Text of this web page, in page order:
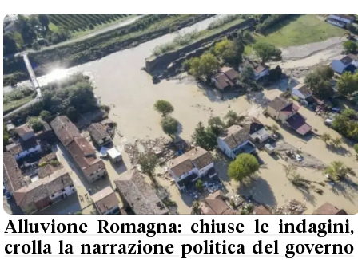
Alluvione Romagna: chiuse le indagini,
crolla la narrazione politica del governo